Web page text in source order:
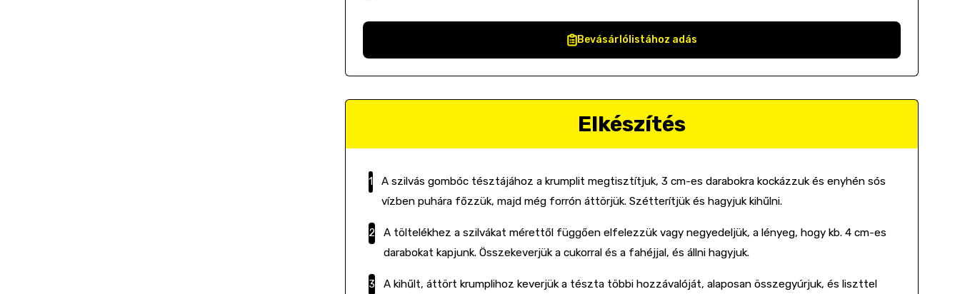
Bevásárlólistához adás
Elkészítés
A szilvás gombóc tésztájához a krumplit megtisztítjuk, 3 cm-es darabokra kockázzuk és enyhén sós
vízben puhára főzzük, majd még forrón áttörjük. Szétterítjük és hagyjuk kihűlni.
A töltelékhez a szilvákat mérettől függően elfelezzük vagy negyedeljük, a lényeg, hogy kb. 4 cm-es
darabokat kapjunk. Összekeverjük a cukorral és a fahéjjal, és állni hagyjuk.
A kihűlt, áttört krumplihoz keverjük a tészta többi hozzávalóját, alaposan összegyúrjuk, és liszttel